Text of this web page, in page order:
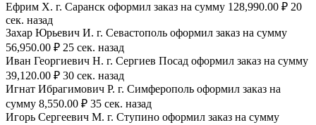
Ефрим Х. г. Саранск оформил заказ на сумму 128,990.00 ₽ 20
сек. назад
Захар Юрьевич И. г. Севастополь оформил заказ на сумму
56,950.00 ₽ 25 сек. назад
Иван Георгиевич Н. г. Сергиев Посад оформил заказ на сумму
39,120.00 ₽ 30 сек. назад
Игнат Ибрагимович Р. г. Симферополь оформил заказ на
сумму 8,550.00 ₽ 35 сек. назад
Игорь Сергеевич М. г. Ступино оформил заказ на сумму